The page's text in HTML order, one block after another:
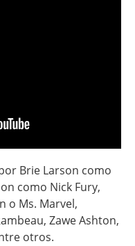
Brie Larson como
como Nick Fury,
o Ms. Marvel,
Zawe Ashton,
otros.